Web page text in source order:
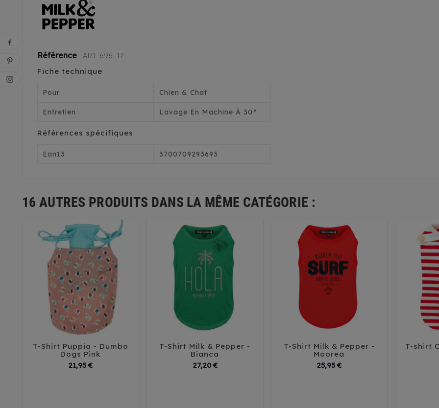
Référence AR1-696-17
Fiche technique
Pour Chien & Chat
Entretien Lavage En Machine À 30°
Références spécifiques
Ean13 3700709293693
16 AUTRES PRODUITS DANS LA MÊME CATÉGORIE :
  
T-Shirt Puppia - Dumbo
Dogs Pink
21,95 €Prix
 
T-Shirt Milk & Pepper -
Bianca
27,20 €Prix
 
T-Shirt Milk & Pepper -
Moorea
25,95 €Prix
T-shirt